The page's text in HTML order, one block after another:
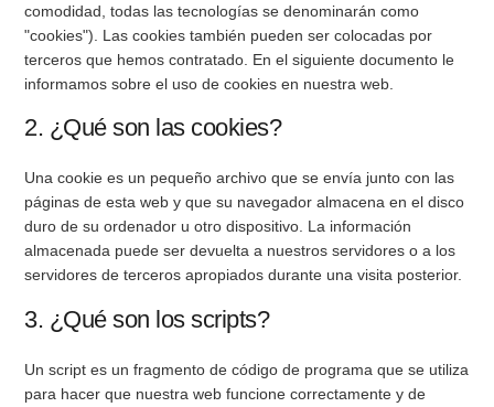
comodidad, todas las tecnologías se denominarán como
"cookies"). Las cookies también pueden ser colocadas por
terceros que hemos contratado. En el siguiente documento le
informamos sobre el uso de cookies en nuestra web.
2. ¿Qué son las cookies?
Una cookie es un pequeño archivo que se envía junto con las
páginas de esta web y que su navegador almacena en el disco
duro de su ordenador u otro dispositivo. La información
almacenada puede ser devuelta a nuestros servidores o a los
servidores de terceros apropiados durante una visita posterior.
3. ¿Qué son los scripts?
Un script es un fragmento de código de programa que se utiliza
para hacer que nuestra web funcione correctamente y de